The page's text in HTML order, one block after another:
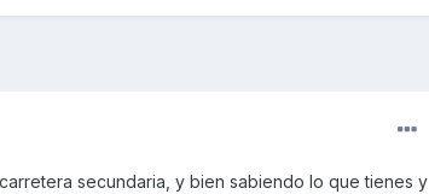
secundaria, y bien sabiendo lo que tienes y